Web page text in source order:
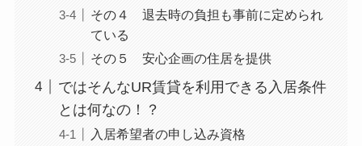
その４ 退去時の負担も事前に定められ
ている
その５ 安心企画の住居を提供
ではそんなUR賃貸を利用できる入居条件
とは何なの！？
入居希望者の申し込み資格